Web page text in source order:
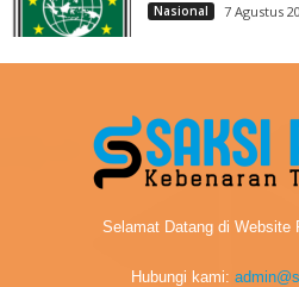
Nasional 7 Agustus
Selamat Datang di Website
Hubungi kami: